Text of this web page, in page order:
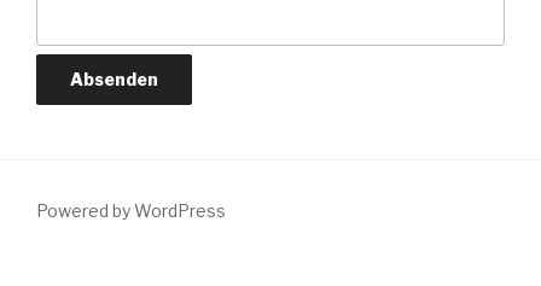
Powered by WordPress